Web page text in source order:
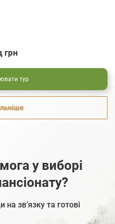
грн
тур
у виборі
на зв’язку та готові